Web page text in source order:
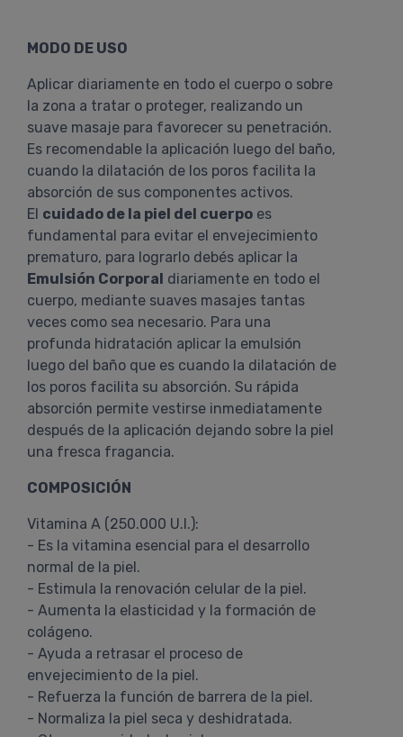
MODO DE USO
Aplicar diariamente en todo el cuerpo o sobre
la zona a tratar o proteger, realizando un
suave masaje para favorecer su penetración.
Es recomendable la aplicación luego del baño,
cuando la dilatación de los poros facilita la
absorción de sus componentes activos.
El cuidado de la piel del cuerpo es
fundamental para evitar el envejecimiento
prematuro, para lograrlo debés aplicar la
Emulsión Corporal diariamente en todo el
cuerpo, mediante suaves masajes tantas
veces como sea necesario. Para una
profunda hidratación aplicar la emulsión
luego del baño que es cuando la dilatación de
los poros facilita su absorción. Su rápida
absorción permite vestirse inmediatamente
después de la aplicación dejando sobre la piel
una fresca fragancia.
COMPOSICIÓN
Vitamina A (250.000 U.I.):
- Es la vitamina esencial para el desarrollo
normal de la piel.
- Estimula la renovación celular de la piel.
- Aumenta la elasticidad y la formación de
colágeno.
- Ayuda a retrasar el proceso de
envejecimiento de la piel.
- Refuerza la función de barrera de la piel.
- Normaliza la piel seca y deshidratada.